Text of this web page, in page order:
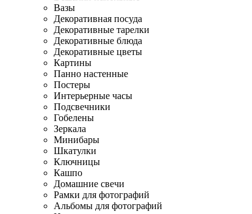
Вазы
Декоративная посуда
Декоративные тарелки
Декоративные блюда
Декоративные цветы
Картины
Панно настенные
Постеры
Интерьерные часы
Подсвечники
Гобелены
Зеркала
Минибары
Шкатулки
Ключницы
Кашпо
Домашние свечи
Рамки для фотографий
Альбомы для фотографий